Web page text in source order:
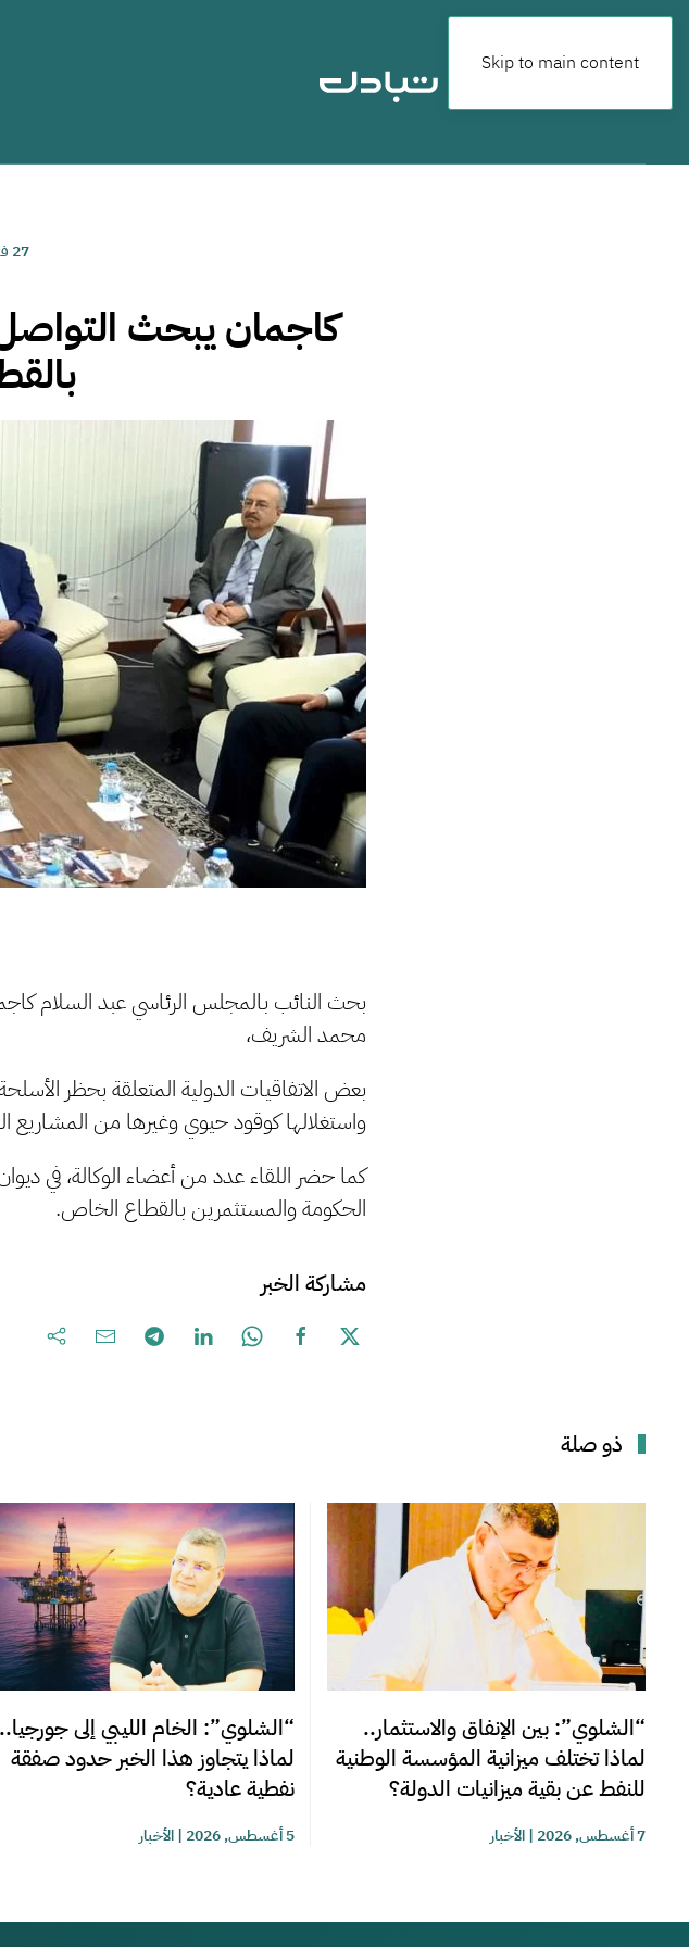
Skip to main content
27 فبراير, 2019
كاجمان يبحث
بحث النائب بالمجلس الرئاسي عبد السلام
محمد الشريف،
بعض الاتفاقيات الدولية المتعلقة بحظر
واستغلالها كوقود حيوي وغيرها من المشاريع
كما حضر اللقاء عدد من أعضاء الوكالة، في
الحكومة والمستثمرين بالقطاع الخاص.
مشاركة الخبر
ذو صلة
“الشلوي”: بين الإنفاق والاستثمار..
لماذا تختلف ميزانية المؤسسة الوطنية
للنفط عن بقية ميزانيات الدولة؟
7 أغسطس, 2026 |الأخبار
“الشلوي”: الخام الليبي إلى جورجيا..
لماذا يتجاوز هذا الخبر حدود صفقة
نفطية عادية؟
5 أغسطس, 2026 |الأخبار